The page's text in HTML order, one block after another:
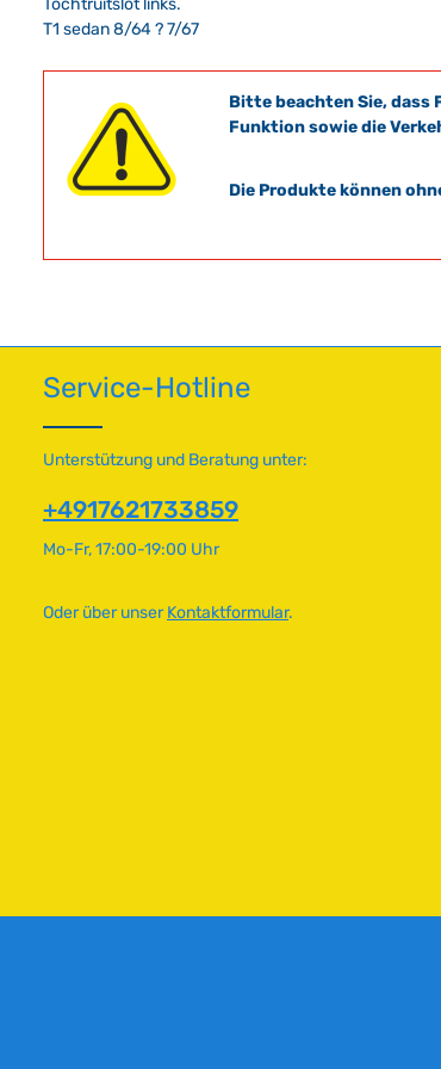
T1 sedan 8/64 ? 7/67
Bitte beachten Sie,
Funktion sowie die
Die Produkte können
Service-Hotline
Unterstützung und Beratung unter:
+4917621733859
Mo-Fr, 17:00-19:00 Uhr
Oder über unserKontaktformular.